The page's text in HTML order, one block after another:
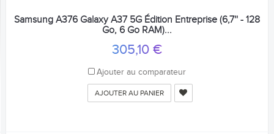
Samsung A376 Galaxy A37 5G Édition Entreprise (6,7'' - 128
Go, 6 Go RAM)...
305,10 €
Ajouter au comparateur
AJOUTER AU PANIER